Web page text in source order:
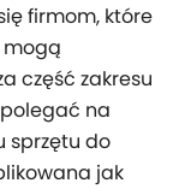
firmom, które
mogą
część zakresu
na
sprzętu do
jak